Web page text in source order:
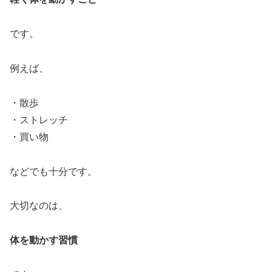
です。
例えば、
・散歩
・ストレッチ
・買い物
などでも十分です。
大切なのは、
体を動かす習慣